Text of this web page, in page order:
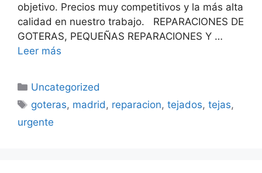
objetivo. Precios muy competitivos y la más alta
calidad en nuestro trabajo. REPARACIONES DE
GOTERAS, PEQUEÑAS REPARACIONES Y …
Leer más
Categorías
Uncategorized
Etiquetas
goteras, madrid , reparacion,tejados,tejas,
urgente